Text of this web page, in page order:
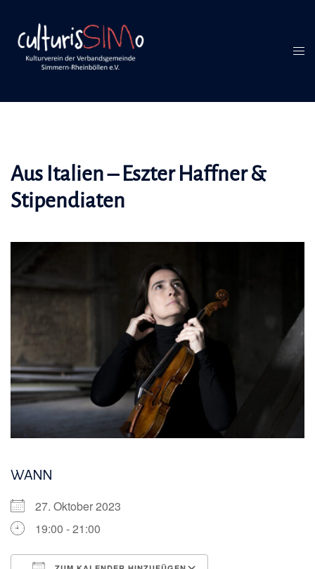
springen
Aus Italien – Eszter Haffner &
Stipendiaten
WANN
27. Oktober 2023
19:00 - 21:00